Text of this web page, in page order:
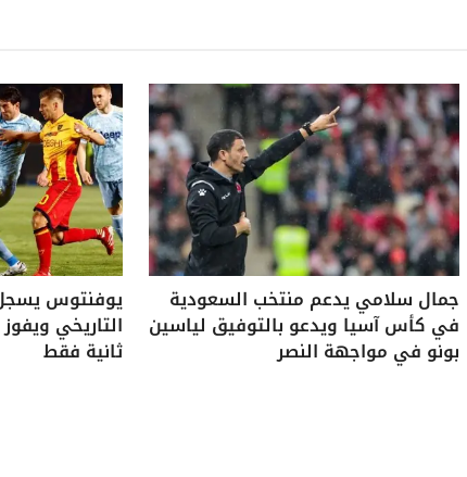
جمال سلامي يدعم منتخب السعودية
في كأس آسيا ويدعو بالتوفيق لياسين
بونو في مواجهة النصر
يوفنتوس
ثانية فقط